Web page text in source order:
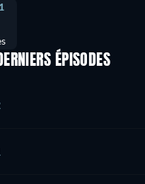
ÉPISODES